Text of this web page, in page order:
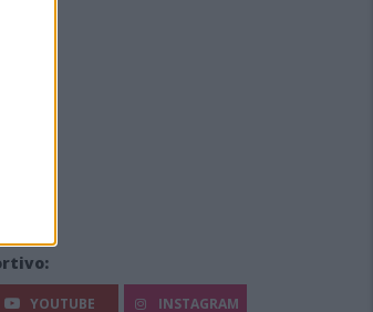
YOUTUBE INSTAGRAM